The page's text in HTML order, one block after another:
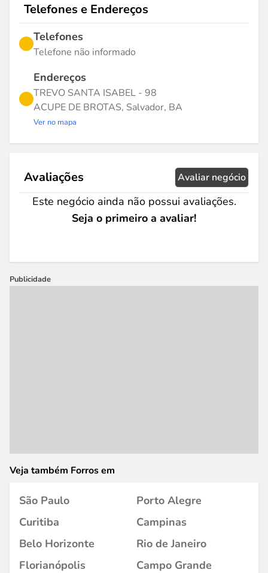
Telefones e Endereços
Telefones
Telefone não informado
Endereços
TREVO SANTA ISABEL - 98
ACUPE DE BROTAS, Salvador, BA
Ver no mapa
Avaliações Avaliar negócio
Este negócio ainda não possui avaliações.
Seja o primeiro a avaliar!
Publicidade
Veja também Forros em
São Paulo
Porto Alegre
Curitiba
Campinas
Belo Horizonte
Rio de Janeiro
Florianópolis
Campo Grande